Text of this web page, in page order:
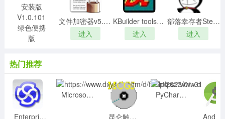
包含组件
Visual Basic/C++ Runtime (x86/x64)
Microsoft C Runtime Library (2002: 7.0.9975.0)
Visual C++ Redistributables (x86/x64)
VC++ 2005 Redistributable – 8.0.61187
Visual C++ 2008 Redistributable – 9.0.30729
VC++ 2010 Redistributable – 10.0.40219
VC++ 2012 Redistributable – 11.0.61135
进入
文件加密器v5.34绿色免费版
进入
KBuilder tools(小灰熊字幕制作)v3.5中文破解版(含注册码)
进入
部落幸存者Steam版修改器 V1.0.89.57 最新绿色版
进入
热门推荐
Enterprise Architect 15中文破解版(附安装教程+破解补丁)
Microsoft SQL Server2022破解版 V2022.0 免费版
昆仑触摸屏编程软件 V7.2 官方最新版
PyCharm Pro2023破解版 V2023.1 最新免费版